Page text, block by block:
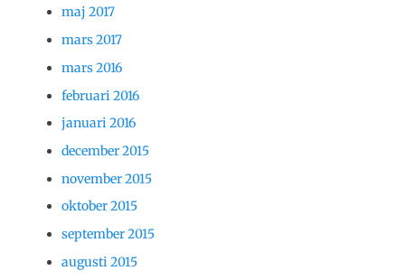
maj 2017
mars 2017
mars 2016
februari 2016
januari 2016
december 2015
november 2015
oktober 2015
september 2015
augusti 2015